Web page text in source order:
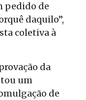
pedido de
daquilo”,
coletiva à
da
um
de